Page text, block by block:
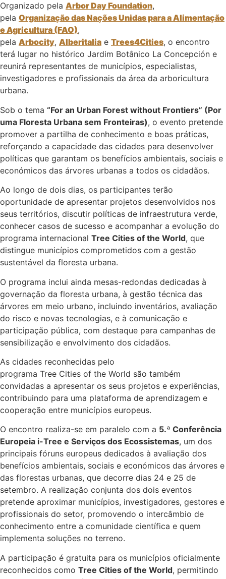
Organizado pela Arbor Day Foundation,
pela Organização das Nações Unidas para a Alimentação
e Agricultura (FAO),
pela Arbocity, Alberitalia e Trees4Cities, o encontro
terá lugar no histórico Jardim Botânico La Concepción e
reunirá representantes de municípios, especialistas,
investigadores e profissionais da área da arboricultura
urbana.
Sob o tema “For an Urban Forest without Frontiers” (Por
uma Floresta Urbana sem Fronteiras), o evento pretende
promover a partilha de conhecimento e boas práticas,
reforçando a capacidade das cidades para desenvolver
políticas que garantam os benefícios ambientais, sociais e
económicos das árvores urbanas a todos os cidadãos.
Ao longo de dois dias, os participantes terão
oportunidade de apresentar projetos desenvolvidos nos
seus territórios, discutir políticas de infraestrutura verde,
conhecer casos de sucesso e acompanhar a evolução do
programa internacional Tree Cities of the World, que
distingue municípios comprometidos com a gestão
sustentável da floresta urbana.
O programa inclui ainda mesas-redondas dedicadas à
governação da floresta urbana, à gestão técnica das
árvores em meio urbano, incluindo inventários, avaliação
do risco e novas tecnologias, e à comunicação e
participação pública, com destaque para campanhas de
sensibilização e envolvimento dos cidadãos.
As cidades reconhecidas pelo
programa Tree Cities of the World são também
convidadas a apresentar os seus projetos e experiências,
contribuindo para uma plataforma de aprendizagem e
cooperação entre municípios europeus.
O encontro realiza-se em paralelo com a 5.ª Conferência
Europeia i-Tree e Serviços dos Ecossistemas, um dos
principais fóruns europeus dedicados à avaliação dos
benefícios ambientais, sociais e económicos das árvores e
das florestas urbanas, que decorre dias 24 e 25 de
setembro. A realização conjunta dos dois eventos
pretende aproximar municípios, investigadores, gestores e
profissionais do setor, promovendo o intercâmbio de
conhecimento entre a comunidade científica e quem
implementa soluções no terreno.
A participação é gratuita para os municípios oficialmente
reconhecidos como Tree Cities of the World, permitindo